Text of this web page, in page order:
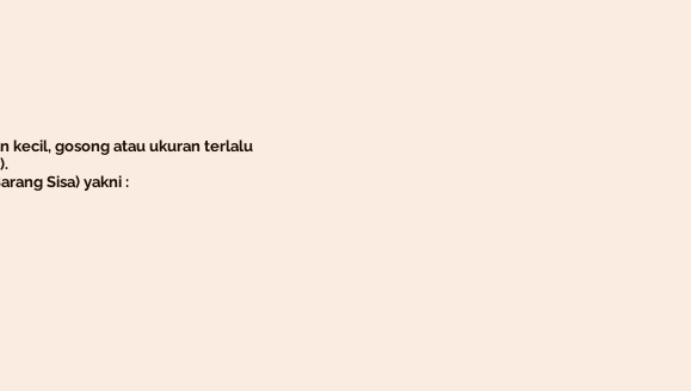
kecil, gosong atau ukuran terlalu
Sisa) yakni :